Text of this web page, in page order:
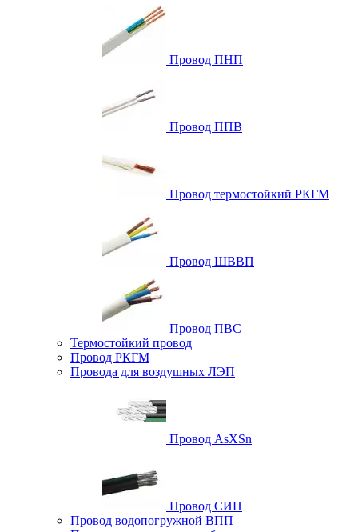
Провод ПНП
Провод ППВ
Провод термостойкий РКГМ
Провод ШВВП
Провод ПВС
Термостойкий провод
Провод РКГМ
Провода для воздушных ЛЭП
Провод AsXSn
Провод СИП
Провод водопогружной ВПП